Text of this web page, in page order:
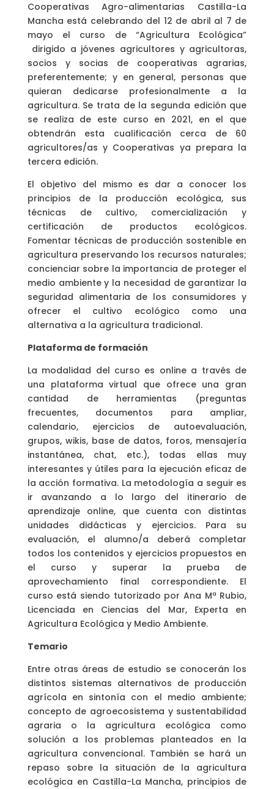
Cooperativas Agro-alimentarias Castilla-La
Mancha está celebrando del 12 de abril al 7 de
mayo el curso de “Agricultura Ecológica”
dirigido a jóvenes agricultores y agricultoras,
socios y socias de cooperativas agrarias,
preferentemente; y en general, personas que
quieran dedicarse profesionalmente a la
agricultura. Se trata de la segunda edición que
se realiza de este curso en 2021, en el que
obtendrán esta cualificación cerca de 60
agricultores/as y Cooperativas ya prepara la
tercera edición.
El objetivo del mismo es dar a conocer los
principios de la producción ecológica, sus
técnicas de cultivo, comercialización y
certificación de productos ecológicos.
Fomentar técnicas de producción sostenible en
agricultura preservando los recursos naturales;
concienciar sobre la importancia de proteger el
medio ambiente y la necesidad de garantizar la
seguridad alimentaria de los consumidores y
ofrecer el cultivo ecológico como una
alternativa a la agricultura tradicional.
Plataforma de formación
La modalidad del curso es online a través de
una plataforma virtual que ofrece una gran
cantidad de herramientas (preguntas
frecuentes, documentos para ampliar,
calendario, ejercicios de autoevaluación,
grupos, wikis, base de datos, foros, mensajería
instantánea, chat, etc.), todas ellas muy
interesantes y útiles para la ejecución eficaz de
la acción formativa. La metodología a seguir es
ir avanzando a lo largo del itinerario de
aprendizaje online, que cuenta con distintas
unidades didácticas y ejercicios. Para su
evaluación, el alumno/a deberá completar
todos los contenidos y ejercicios propuestos en
el curso y superar la prueba de
aprovechamiento final correspondiente. El
curso está siendo tutorizado por Ana Mª Rubio,
Licenciada en Ciencias del Mar, Experta en
Agricultura Ecológica y Medio Ambiente.
Temario
Entre otras áreas de estudio se conocerán los
distintos sistemas alternativos de producción
agrícola en sintonía con el medio ambiente;
concepto de agroecosistema y sustentabilidad
agraria o la agricultura ecológica como
solución a los problemas planteados en la
agricultura convencional. También se hará un
repaso sobre la situación de la agricultura
ecológica en Castilla-La Mancha, principios de